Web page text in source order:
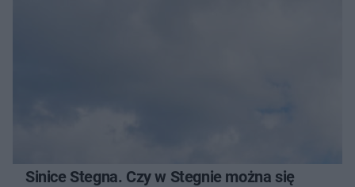
Sinice Stegna. Czy w Stegnie można się